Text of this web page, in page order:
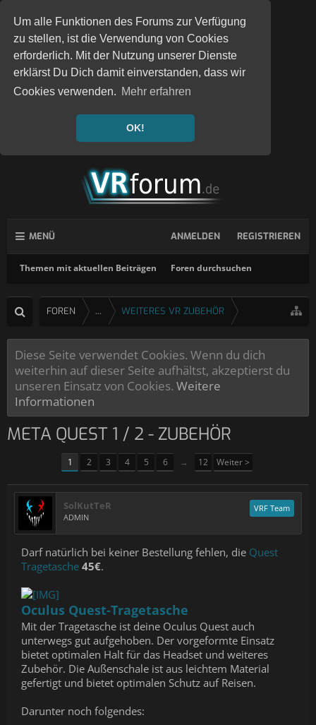
Um alle Funktionen des Forums zur Verfügung
zu stellen, ist die Verwendung von Cookies
erforderlich. Mit der Nutzung unserer Dienste
erklärst Du Dich damit einverstanden, dass wir
Cookies verwenden. Mehr erfahren
OK!
MENÜ
Themen mit aktuellen Beiträgen Foren durchsuchen
ANMELDEN REGISTRIEREN
FOREN ... WEITERES VR ZUBEHÖR
Diese Seite verwendet Cookies. Wenn du dich
weiterhin auf dieser Seite aufhältst, akzeptierst du
unseren Einsatz von Cookies. Weitere
Informationen
META QUEST 1 / 2 - ZUBEHÖR
1 2 3 4 5 6 → 12 Weiter >
SolKutTeR
ADMIN
VRF Team
Darf natürlich bei keiner Bestellung fehlen, die Quest
Tragetasche 45€.
Oculus Quest-Tragetasche
Mit der Tragetasche ist deine Oculus Quest auch
unterwegs gut aufgehoben. Der vorgeformte Einsatz
bietet optimalen Halt für das Headset und weiteres
Zubehör. Die Außenschale ist aus leichtem Material
gefertigt und bietet optimalen Schutz auf Reisen.
Darunter noch folgendes: